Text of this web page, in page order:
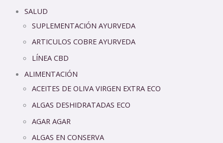
SALUD
SUPLEMENTACIÓN AYURVEDA
ARTICULOS COBRE AYURVEDA
LÍNEA CBD
ALIMENTACIÓN
ACEITES DE OLIVA VIRGEN EXTRA ECO
ALGAS DESHIDRATADAS ECO
AGAR AGAR
ALGAS EN CONSERVA